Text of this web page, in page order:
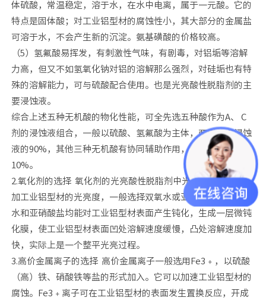
体硫酸，常温稳定，溶于水，在水中电离，属于一元酸。它的
特点是固体酸；对工业铝型材的腐蚀性小，其大部分的金属盐
可溶于水，不会产生新的沉淀。氨基磺酸的价格较高。
（5）氢氟酸易挥发，有刺激性气味，有剧毒，对铝垢等溶解
力高，但又不如氢氧化钠对铝的溶解那么强烈，对硅垢也有特
殊的溶解能力，可与硫酸配合使用。也是光亮酸性脱脂剂的主
要浸蚀液。
综合上述五种无机酸的物化性能，可全先选五种酸作为A、 C
剂的浸蚀液组合，一般以硫酸、氢氟酸为主体，两者约占浸蚀
液的90%，其他三种无机酸有协同辅助作用，约占有浸蚀液的
10%。
2.氧化剂的选择 氧化剂的光亮酸性脱脂剂中光亮功能，它能增
加工业铝型材的光亮度，一般选择双氧水或亚硝酸盐等。双氧
水和亚硝酸盐均能对工业铝型材表面产生钝化，生成一层微钝
化膜，使工业铝型材表面凹处溶解速度缓慢，凸处溶解速度加
快，实际上是一个整平光亮过程。
3.高价金属离子的选择 高价金属离子一般选用Fe3﹢，以硫酸
（高）铁、硝酸铁等盐的形式加入。它可以加速工业铝型材的
腐蚀。Fe3﹢离子可在工业铝型材的表面发生置换反应，开成